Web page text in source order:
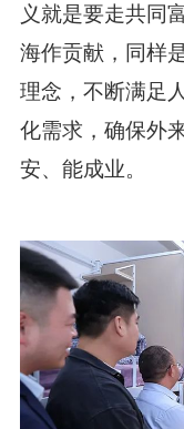
义就是要走共同
海作贡献，同样
理念，不断满足
化需求，确保外
安、能成业。